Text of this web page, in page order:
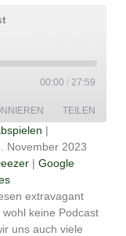
00:00 / 27:59
TEILEN
Podcasts
|
November 2023
| Google
extravagant
keine Podcast
uns auch viele